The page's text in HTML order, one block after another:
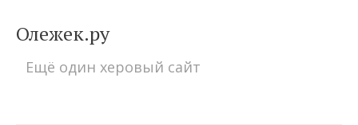
Олежек.ру
Ещё один херовый сайт